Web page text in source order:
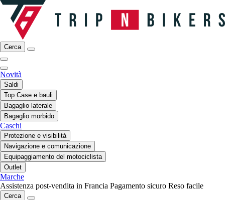
Cerca
Novità
Saldi
Top Case e bauli
Bagaglio laterale
Bagaglio morbido
Caschi
Protezione e visibilità
Navigazione e comunicazione
Equipaggiamento del motociclista
Outlet
Marche
Assistenza post-vendita in Francia Pagamento sicuro Reso facile
Cerca